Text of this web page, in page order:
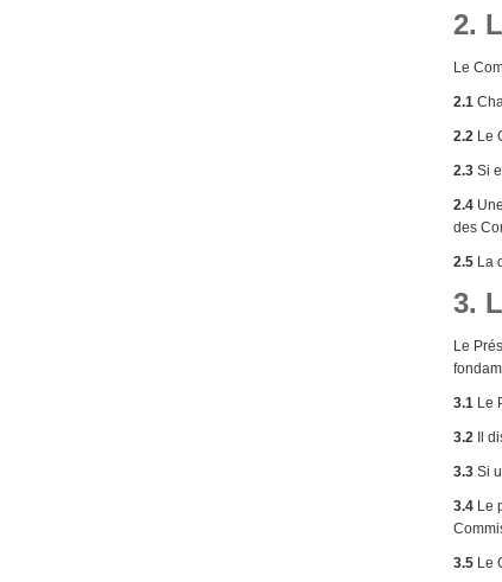
2.
Le
2.1
2.2 Le
2.3Si
2.4
des
2.5La
3.
Le
3.1Le
3.2Il
3.3Si
3.4Le
3.5Le